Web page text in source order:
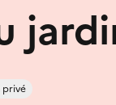
privé